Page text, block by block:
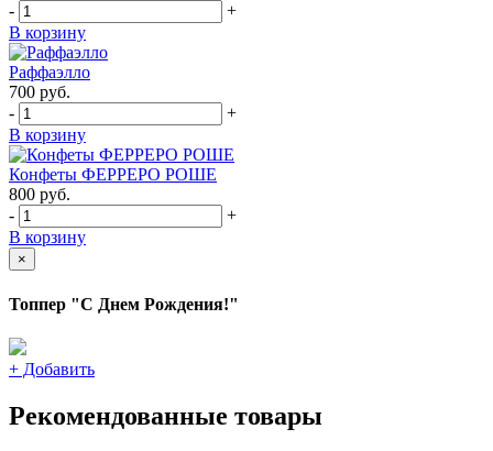
-
+
В корзину
Раффаэлло
700 руб.
-
+
В корзину
Конфеты ФЕРРЕРО РОШЕ
800 руб.
-
+
В корзину
×
Топпер "С Днем Рождения!"
+ Добавить
Рекомендованные товары